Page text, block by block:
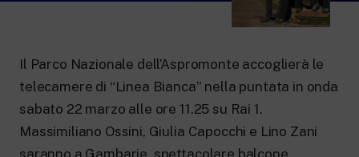
New 24 ore su 24: attualità, ultime notizie
e aggiornamenti.
Rai TgR
Il Parco Nazionale dell’Aspromonte accoglierà le
telecamere di “Linea Bianca” nella puntata in onda
sabato 22 marzo alle ore 11.25 su Rai 1.
Massimiliano Ossini, Giulia Capocchi e Lino Zani
saranno a Gambarie, spettacolare balcone